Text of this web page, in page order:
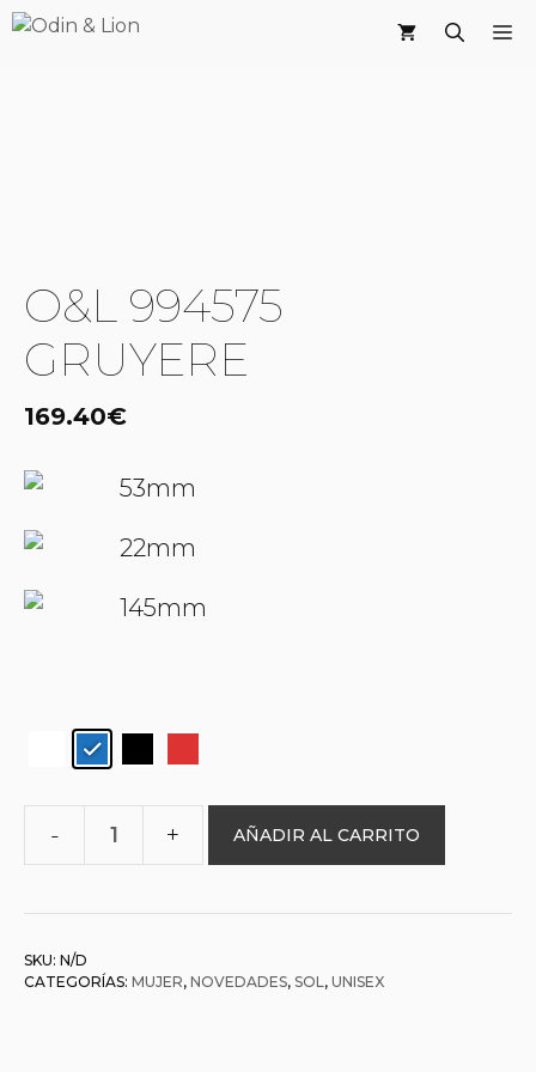
Saltar
O&L 994575
GRUYERE
169.40€
53mm
22mm
145mm
GRUYERE
AÑADIR AL CARRITO
SKU: N/D
CATEGORÍAS: MUJER, NOVEDADES, SOL, UNISEX